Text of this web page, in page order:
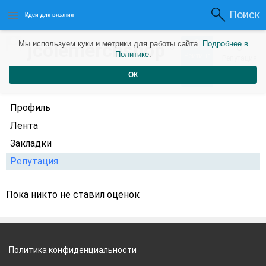
Идеи для вязания Поиск
jcolemerchshop3 0 0
Профиль
Лента
Закладки
Репутация
Пока никто не ставил оценок
Мы используем куки и метрики для работы сайта. Подробнее в
Политике.
ОК
Политика конфиденциальности